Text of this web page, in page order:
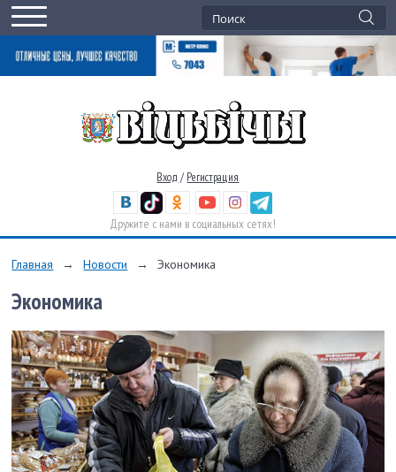
Вход / Регистрация
Дружите с нами в социальных сетях!
Главная → Новости → Экономика
Экономика